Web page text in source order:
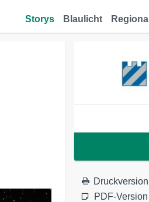
Storys Blaulicht Regional
Druckversion
PDF-Version